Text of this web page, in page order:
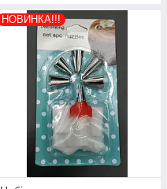
НОВИНКА!!!